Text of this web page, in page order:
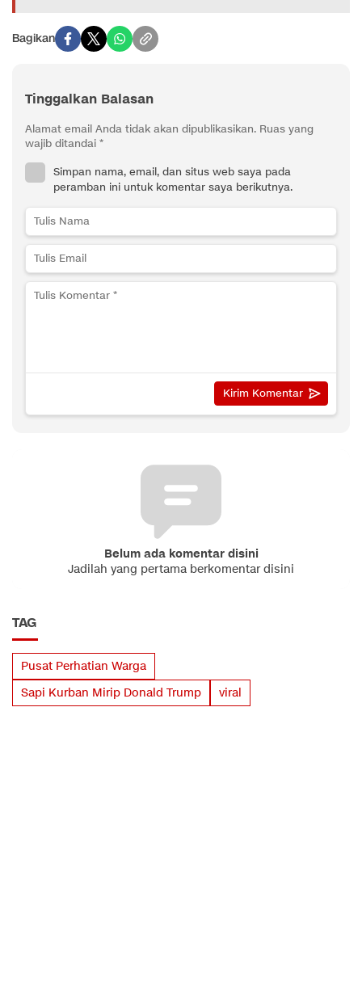
Bagikan
Tinggalkan Balasan
Alamat email Anda tidak akan dipublikasikan. Ruas yang
wajib ditandai *
Simpan nama, email, dan situs web saya pada
peramban ini untuk komentar saya berikutnya.
Belum ada komentar disini
Jadilah yang pertama berkomentar disini
TAG
Pusat Perhatian Warga
Sapi Kurban Mirip Donald Trump
viral